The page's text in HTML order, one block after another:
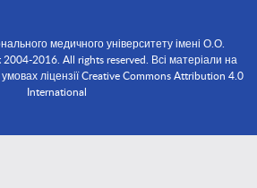
медичного університету імені О.О.
2016. All rights reserved. Всі матеріали на
ліцензії Creative Commons Attribution 4.0
International